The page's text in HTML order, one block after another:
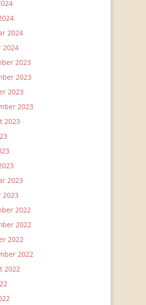
2024
2024
2023
2023
2023
2023
2023
2023
2023
2022
2022
2022
2022
2022